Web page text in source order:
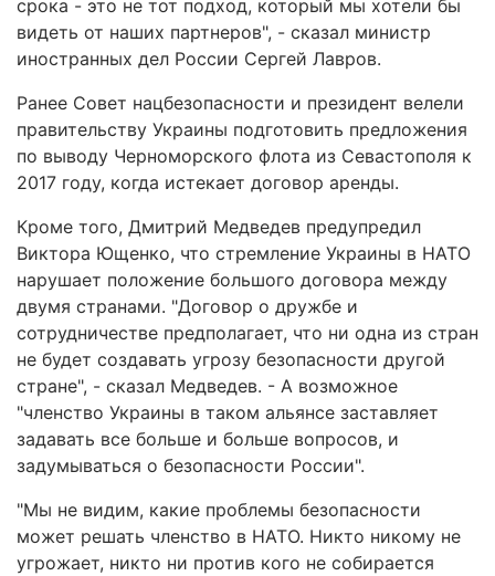
срока - это не тот подход, который мы хотели бы
видеть от наших партнеров", - сказал министр
иностранных дел России Сергей Лавров.
Ранее Совет нацбезопасности и президент велели
правительству Украины подготовить предложения
по выводу Черноморского флота из Севастополя к
2017 году, когда истекает договор аренды.
Кроме того, Дмитрий Медведев предупредил
Виктора Ющенко, что стремление Украины в НАТО
нарушает положение большого договора между
двумя странами. "Договор о дружбе и
сотрудничестве предполагает, что ни одна из стран
не будет создавать угрозу безопасности другой
стране", - сказал Медведев. - А возможное
"членство Украины в таком альянсе заставляет
задавать все больше и больше вопросов, и
задумываться о безопасности России".
"Мы не видим, какие проблемы безопасности
может решать членство в НАТО. Никто никому не
угрожает, никто ни против кого не собирается